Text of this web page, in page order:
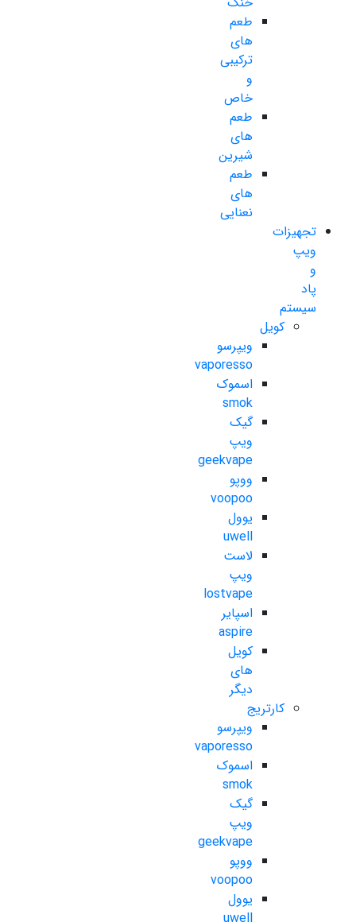
طعم
های
ترکیبی
و
خاص
طعم
های
شیرین
طعم
های
نعنایی
تجهیزات
ویپ
و
پاد
سیستم
کویل
ویپرسو
vaporesso
اسموک
smok
گیک
ویپ
geekvape
ووپو
voopoo
یوول
uwell
لاست
ویپ
lostvape
اسپایر
aspire
کویل
های
دیگر
کارتریج
ویپرسو
vaporesso
اسموک
smok
گیک
ویپ
geekvape
ووپو
voopoo
یوول